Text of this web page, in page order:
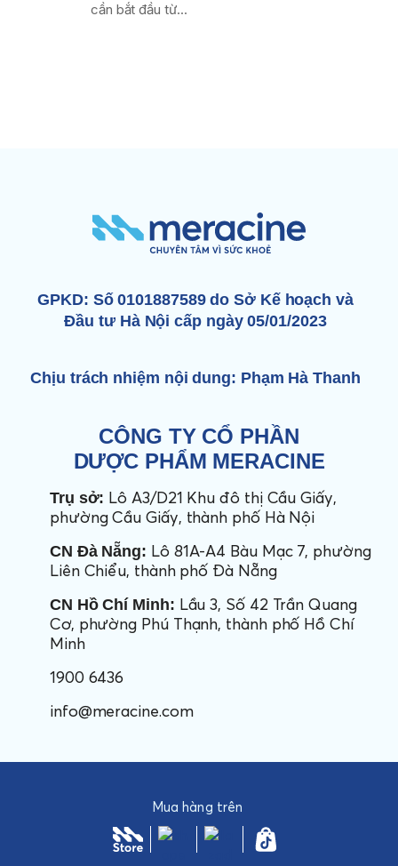
cần bắt đầu từ...
GPKD: Số 0101887589 do Sở Kế hoạch và
Đầu tư Hà Nội cấp ngày 05/01/2023
Chịu trách nhiệm nội dung: Phạm Hà Thanh
CÔNG TY CỔ PHẦN
DƯỢC PHẨM MERACINE
Trụ sở: Lô A3/D21 Khu đô thị Cầu Giấy,
phường Cầu Giấy, thành phố Hà Nội
CN Đà Nẵng: Lô 81A-A4 Bàu Mạc 7, phường
Liên Chiểu, thành phố Đà Nẵng
CN Hồ Chí Minh: Lầu 3, Số 42 Trần Quang
Cơ, phường Phú Thạnh, thành phố Hồ Chí
Minh
1900 6436
info@meracine.com
Mua hàng trên